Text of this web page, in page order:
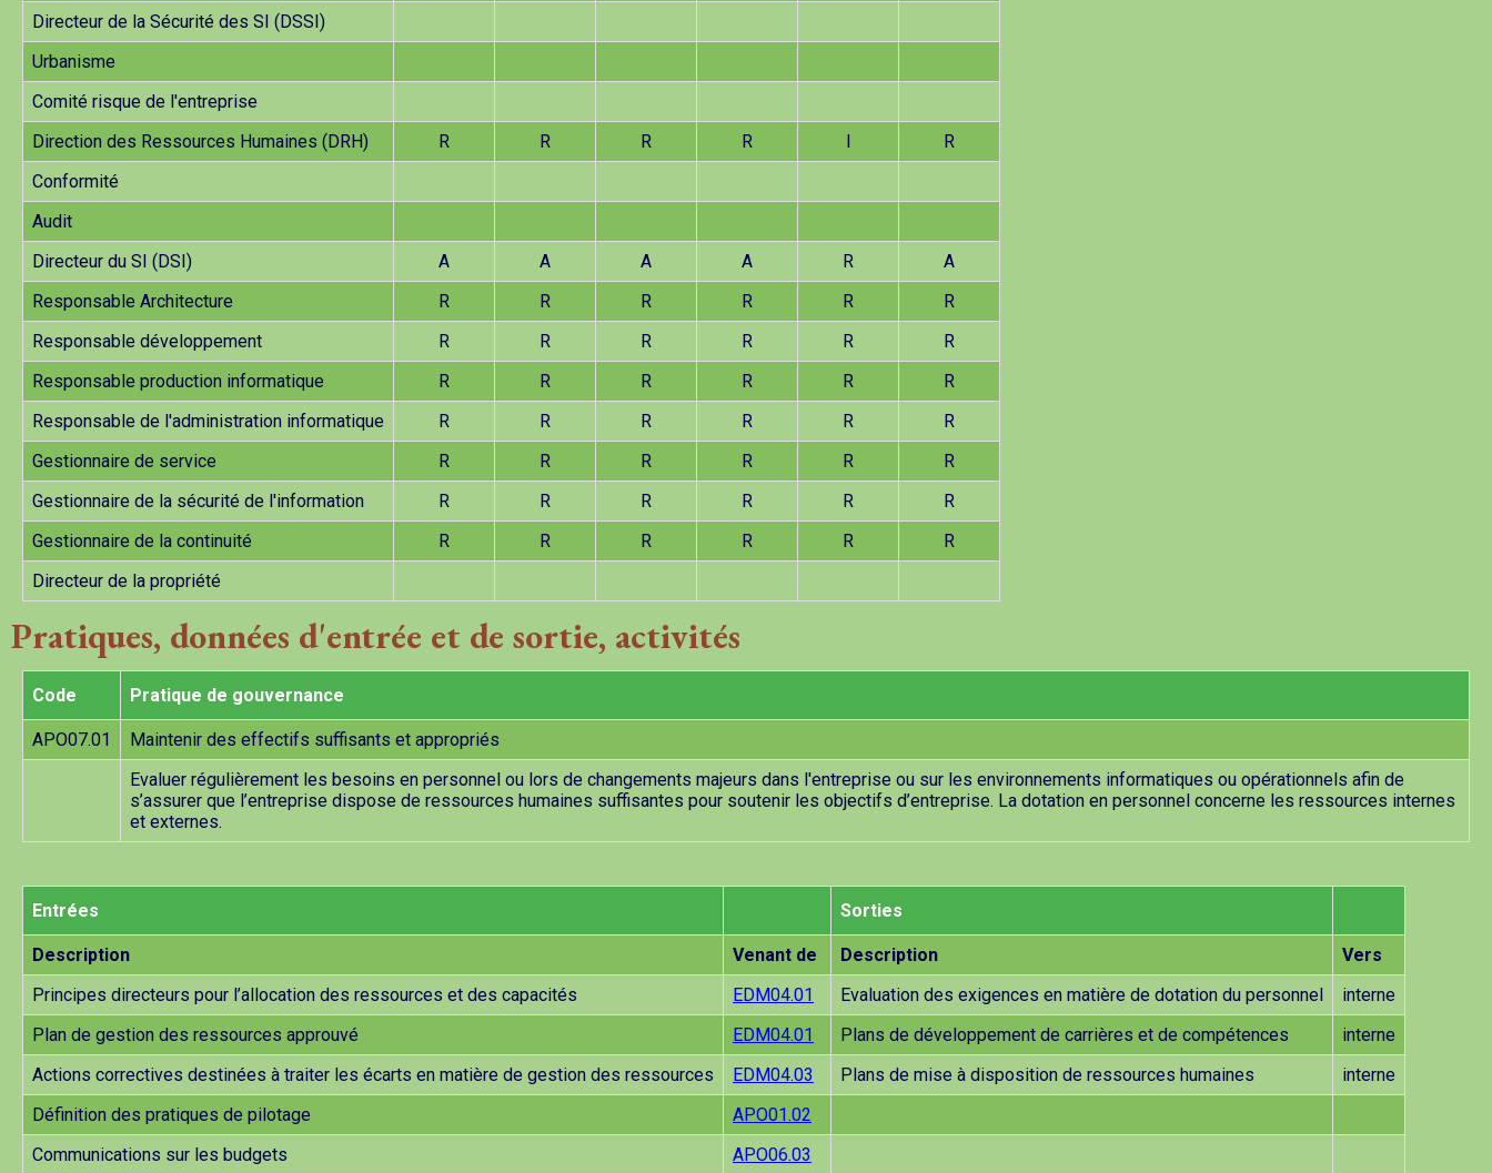
Directeur de la Sécurité des SI (DSSI)
Urbanisme
Comité risque de l'entreprise
Direction des Ressources Humaines (DRH)
R R R R
R
Conformité
Audit
Directeur du SI (DSI)
A A A A R
A
Responsable Architecture
R R R R R
R
Responsable développement
R R R R R
R
Responsable production informatique
R R R R R
R
Responsable de l'administration informatique
R R R R R
R
Gestionnaire de service
R R R R R
R
Gestionnaire de la sécurité de l'information
R R R R R
R
Gestionnaire de la continuité
R R R R R
R
Directeur de la propriété
Pratiques, données d'entrée et de sortie, activités
Code Pratique de gouvernance
APO07.01
Maintenir des effectifs suffisants et appropriés
Evaluer régulièrement les besoins en personnel ou lors de changements majeurs dans l'entreprise ou sur les environnements informatiques ou opérationnels afin de
s’assurer que l’entreprise dispose de ressources humaines suffisantes pour soutenir les objectifs d’entreprise. La dotation en personnel concerne les ressources internes
et externes.
Entrées Sorties
Description Venant de Description
Vers
Principes directeurs pour l’allocation des ressources et des capacités
EDM04.01 Evaluation des exigences en matière de dotation du personnel
interne
Plan de gestion des ressources approuvé
EDM04.01 Plans de développement de carrières et de compétences
interne
Actions correctives destinées à traiter les écarts en matière de gestion des ressources
EDM04.03 Plans de mise à disposition de ressources humaines
interne
Définition des pratiques de pilotage
APO01.02
Communications sur les budgets
APO06.03